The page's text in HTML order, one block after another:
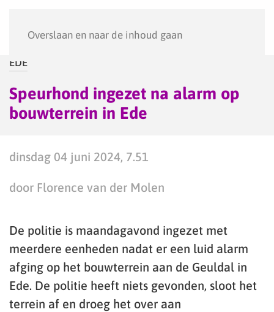
Overslaan en naar de inhoud gaan
EDE
Speurhond ingezet na alarm op
bouwterrein in Ede
dinsdag 04 juni 2024, 7.51
door Florence van der Molen
De politie is maandagavond ingezet met
meerdere eenheden nadat er een luid alarm
afging op het bouwterrein aan de Geuldal in
Ede. De politie heeft niets gevonden, sloot het
terrein af en droeg het over aan